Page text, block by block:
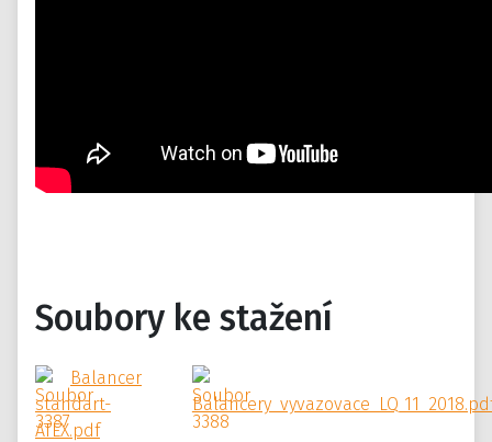
Soubory ke stažení
Balancer
standart-
ATEX.pdf